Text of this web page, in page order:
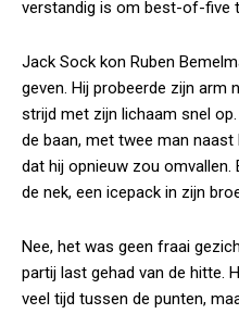
verstandig is om best-of-five
Jack Sock kon Ruben
geven. Hij probeerde zijn arm
strijd met zijn lichaam snel
de baan, met twee man
dat hij opnieuw zou omvallen.
de nek, een icepack in zijn
Nee, het was geen fraai
partij last gehad van de hitte.
veel tijd tussen de punten,